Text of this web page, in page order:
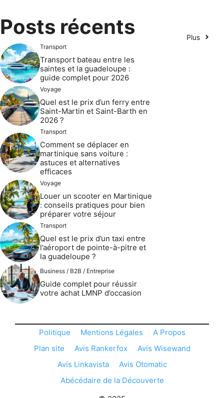
Posts récents Plus
Transport
Transport bateau entre les
saintes et la guadeloupe :
guide complet pour 2026
Voyage
Quel est le prix d’un ferry entre
Saint-Martin et Saint-Barth en
2026 ?
Transport
Comment se déplacer en
martinique sans voiture :
astuces et alternatives
efficaces
Voyage
Louer un scooter en Martinique
: conseils pratiques pour bien
préparer votre séjour
Transport
Quel est le prix d’un taxi entre
l’aéroport de pointe-à-pitre et
la guadeloupe ?
Business / B2B / Entreprise
Guide complet pour réussir
votre achat LMNP d’occasion
Politique Mentions Légales
A Propos
Plan site
Avis Rankerfox
Avis Wisewand
Avis Linkavista
Avis Otomatic
Abécédaire de la Découverte